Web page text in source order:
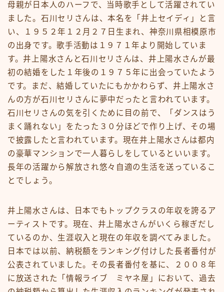
母親が日本人のハーフで、当時歌手として活躍されてい
ました。石川セリさんは、本名を「井上セイディ」と言
い、１９５２年１２月２７日生まれ、神奈川県相模原市
の出身です。歌手活動は１９７１年より開始していま
す。井上陽水さんと石川セリさんは、井上陽水さんが最
初の結婚をした１年後の１９７５年に出会っていたよう
です。まだ、結婚していたにもかかわらず、井上陽水さ
んの方が石川セリさんに夢中だったと言われています。
石川セリさんの気を引くために目の前で、「ダンスはう
まく踊れない」をたった３０分ほどで作り上げ、その場
で披露したと言われています。現在井上陽水さんは都内
の豪華マンションで一人暮らしをしているといいます。
長年の活躍から解放され悠々自適の生活を送っているこ
とでしょう。
井上陽水さんは、日本でもトップクラスの年収を誇るア
ーティストです。現在、井上陽水さんがいくら稼ぎだし
ているのか、生涯収入と現在の年収を調べてみました。
日本では以前、納税額をランキング付けした長者番付が
公表されていました。その長者番付を基に、２００８年
に放送された「情報ライブ ミヤネ屋」において、過去